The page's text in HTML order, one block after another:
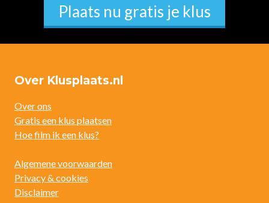
Plaats nu gratis je klus
Over Klusplaats.nl
Over ons
Gratis een klus plaatsen
Hoe film ik een klus?
Algemene voorwaarden
Privacy & cookies
Disclaimer